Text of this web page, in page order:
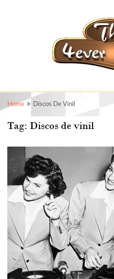
Home Discos De Vinil
Tag: Discos de vinil